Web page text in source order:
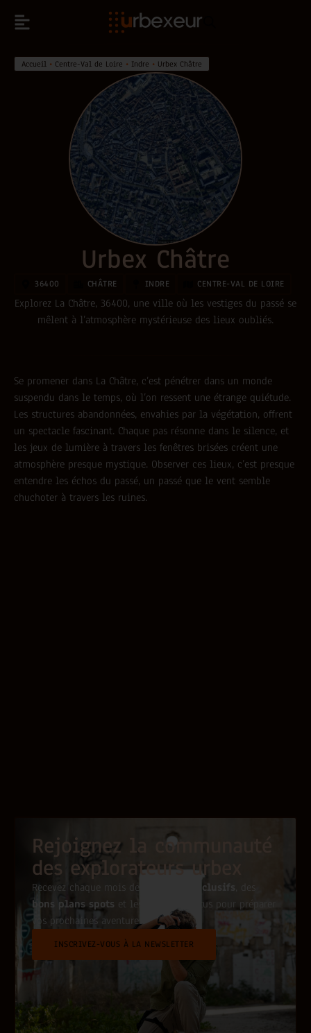
Accueil • Centre-Val de Loire • Indre • Urbex Châtre
Urbex Châtre
36400 CHÂTRE INDRE CENTRE-VAL DE LOIRE
Explorez La Châtre, 36400, une ville où les vestiges du passé se
mêlent à l’atmosphère mystérieuse des lieux oubliés.
Se promener dans La Châtre, c’est pénétrer dans un monde
suspendu dans le temps, où l’on ressent une étrange quiétude.
Les structures abandonnées, envahies par la végétation, offrent
un spectacle fascinant. Chaque pas résonne dans le silence, et
les jeux de lumière à travers les fenêtres brisées créent une
atmosphère presque mystique. Observer ces lieux, c’est presque
entendre les échos du passé, un passé que le vent semble
chuchoter à travers les ruines.
Rejoignez la communauté
des explorateurs urbex
Recevez chaque mois des conseils exclusifs
, des
bons plans spots et les dernières actus pour préparer
vos prochaines aventures.
INSCRIVEZ-VOUS À LA NEWSLETTER